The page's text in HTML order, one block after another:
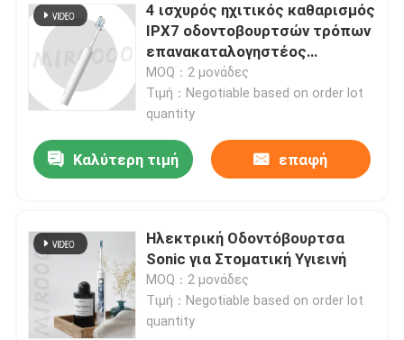
4 ισχυρός ηχιτικός καθαρισμός
IPX7 οδοντοβουρτσών τρόπων
επανακαταλογηστέος
ηλεκτρικός αδιάβροχος
MOQ：2 μονάδες
Τιμή：Negotiable based on order lot
quantity
Καλύτερη τιμή επαφή
Ηλεκτρική Οδοντόβουρτσα
Sonic για Στοματική Υγιεινή
MOQ：2 μονάδες
Τιμή：Negotiable based on order lot
quantity